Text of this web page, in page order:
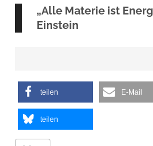
„Alle Materie ist
Einstein
teilen E-Mail
teilen